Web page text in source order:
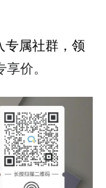
专属社群，领
价。